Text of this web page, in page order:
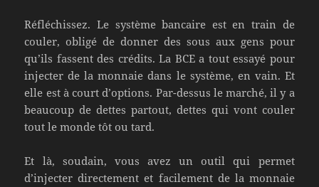
Réfléchissez. Le système bancaire est en train de
couler, obligé de donner des sous aux gens pour
qu’ils fassent des crédits. La BCE a tout essayé pour
injecter de la monnaie dans le système, en vain. Et
elle est à court d’options. Par-dessus le marché, il y a
beaucoup de dettes partout, dettes qui vont couler
tout le monde tôt ou tard.
Et là, soudain, vous avez un outil qui permet
d’injecter directement et facilement de la monnaie